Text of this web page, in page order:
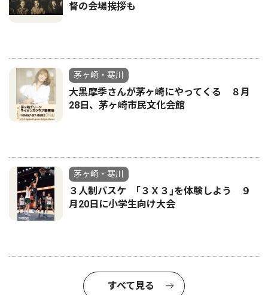
督の会場挨拶も
茅ヶ崎・寒川
大黒摩季さんが茅ヶ崎にやってくる ８月
28日、茅ヶ崎市民文化会館
茅ヶ崎・寒川
３人制バスケ ｢３Ｘ３｣を体験しよう ９
月20日に小学生向け大会
すべて見る